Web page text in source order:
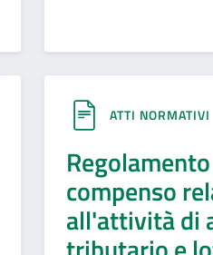
ATTI NORMATIVI
compenso
all'attività di